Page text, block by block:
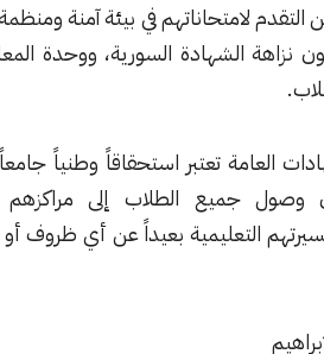
في بيئة آمنة ومنظمة، ‏بما يحفظ
السورية، ‏ووحدة المعايير الوطنية
تعتبر استحقاقاً وطنياً جامعاً، ‏يستوجب
الطلاب إلى ‏مراكزهم الامتحانية،
بعيداً ‏عن أي ظروف أو تحديات قد